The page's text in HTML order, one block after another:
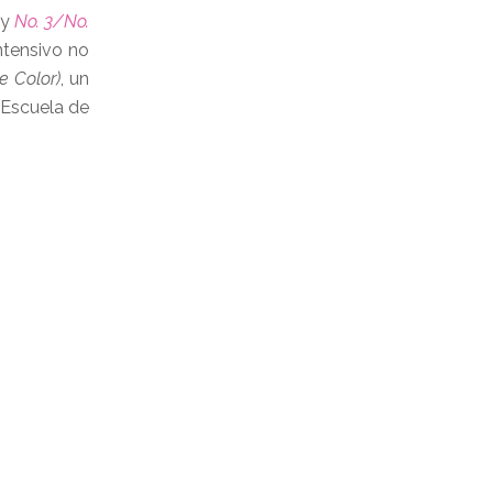
No. 3/No.
no
Color), un
de